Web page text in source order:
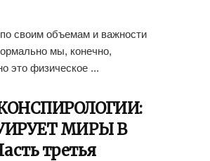
своим объемам и важности
мы, конечно,
это физическое ...
МИРЫ В
третья